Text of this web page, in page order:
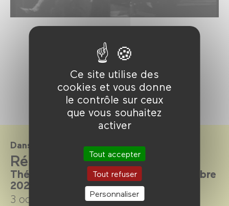
Ce site utilise des
cookies et vous donne
le contrôle sur ceux
que vous souhaitez
activer
Tout accepter
Tout refuser
Personnaliser
Dans le cadre de
Résiste!
Thématique, du 3 octobre au 2 novembre
2025
3 octobre →
2 novembre 2025